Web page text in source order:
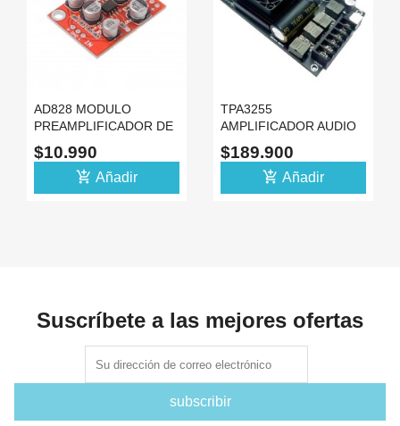
AD828 MODULO
PREAMPLIFICADOR DE
AUDIO ESTEREO
MICROFONO
$10.990
add_shopping_cart Añadir
TPA3255
AMPLIFICADOR AUDIO
600W ESTEREO HIFI
315W X CANAL
$189.900
add_shopping_cart Añadir
Suscríbete a las mejores ofertas